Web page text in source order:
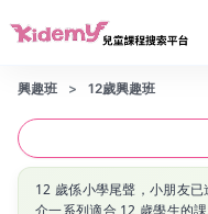
興趣班 12歲興趣班
12 歲係小學尾聲，小朋友
介一系列適合 12 歲學生的